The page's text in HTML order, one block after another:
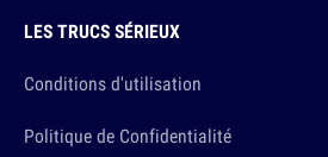
LES TRUCS SÉRIEUX
Conditions d'utilisation
Politique de Confidentialité